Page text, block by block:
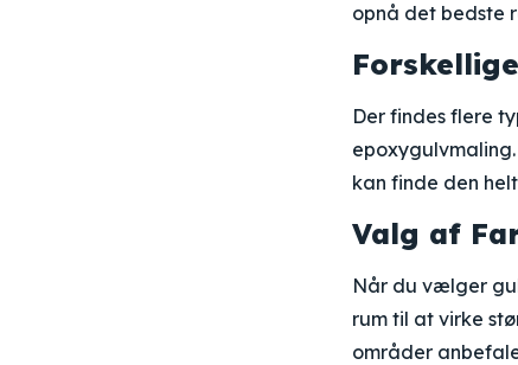
opnå det bedste
Der findes flere
kan finde den
Valg af
Når du vælger
rum til at virke
områder